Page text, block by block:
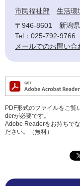
市民福祉部 生活環
〒946-8601
新潟
Tel：025-792-9766
メールでのお問い合
PDF形式のファイルをご
derが必要です。
Adobe Readerをお持ちで
ださい。（無料）